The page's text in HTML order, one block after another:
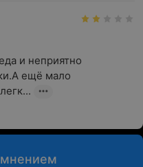
и неприятно
ещё мало